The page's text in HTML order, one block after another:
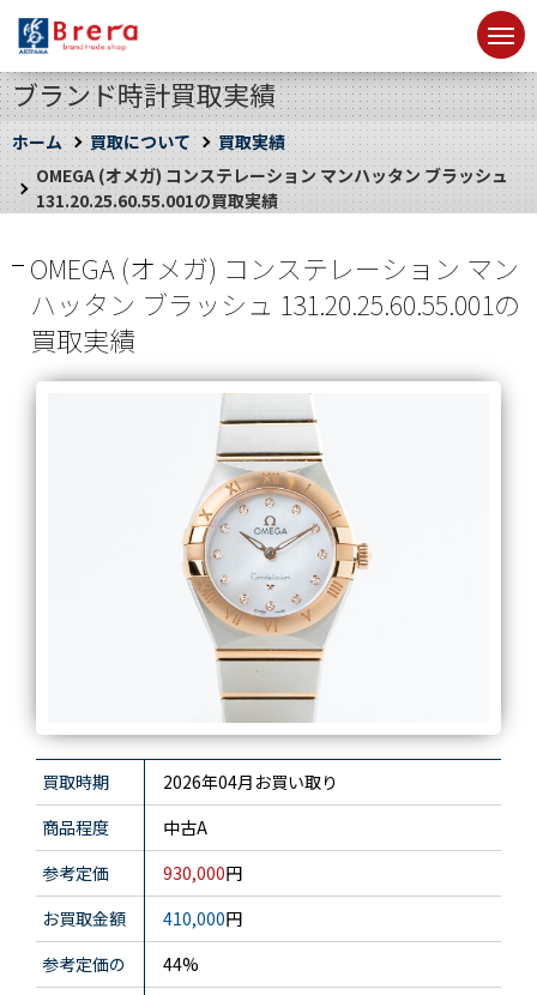
ブランド時計買取実績
ホーム 買取について
買取実績
OMEGA (オメガ) コンステレーション マンハッタン ブラッシュ
131.20.25.60.55.00 1の買取実績
OMEGA (オメガ) コンステレーション マン
ハッタン ブラッシュ 131.20.25.60.55.00 1の
買取実績
買取時期
2026年04月お買い取り
商品程度
中古A
参考定価
930,000円
お買取金額
410,000円
参考定価の
44%